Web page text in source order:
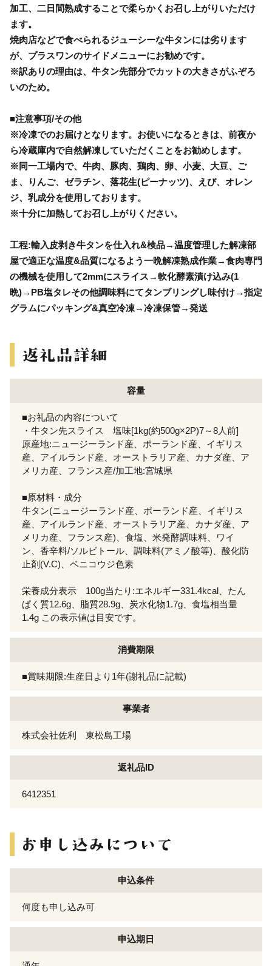
加工、二日間熟成することで柔らかくお召し上がりいただけ
ます。
焼肉店などで食べられるジューシーな牛タンには劣ります
が、プラスワンのサイドメニューにお勧めです。
※訳ありの理由は、牛タン先部分でカットの大きさがふぞろ
いのため。
■注意事項/その他
※冷凍でのお届けとなります。お使いになるときは、前夜か
ら冷蔵庫内で自然解凍していただくことをお勧めします。
※同一工場内で、牛肉、豚肉、鶏肉、卵、小麦、大豆、ご
ま、りんご、ゼラチン、落花生(ピーナッツ)、えび、オレン
ジ、乳成分を使用しております。
※十分に加熱してお召し上がりください。
工程:輸入皮剥き牛タンを仕入れ&検品→温度管理した解凍部
屋で適正な温度&品質になるよう一晩解凍熟成作業→食肉専門
の機械を使用して2mmにスライス→軟化酵素漬け込み(1
晩)→PB塩タレその他調味料にてタンブリングし味付け→指定
グラムにパッキング&真空冷凍→冷凍保管→発送
容量
■お礼品の内容について
・牛タン先スライス 塩味[1kg(約500g×2P)7～8人前]
原産地:ニュージーランド産、ポーランド産、イギリス
産、アイルランド産、オーストラリア産、カナダ産、ア
メリカ産、フランス産/加工地:宮城県
■原材料・成分
牛タン(ニュージーランド産、ポーランド産、イギリス
産、アイルランド産、オーストラリア産、カナダ産、ア
メリカ産、フランス産)、食塩、米発酵調味料、ワイ
ン、香辛料/ソルビトール、調味料(アミノ酸等)、酸化防
止剤(V.C)、ベニコウジ色素
栄養成分表示 100g当たり:エネルギー331.4kcal、たん
ぱく質12.6g、脂質28.9g、炭水化物1.7g、食塩相当量
1.4g この表示値は目安です。
消費期限
■賞味期限:生産日より1年(謝礼品に記載)
事業者
株式会社佐利 東松島工場
返礼品ID
6412351
申込条件
何度も申し込み可
申込期日